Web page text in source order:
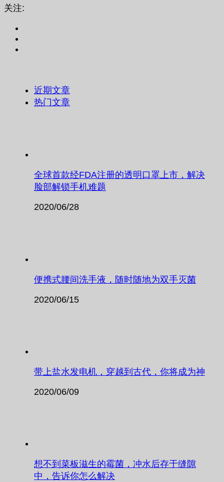
关注:
近期文章
热门文章
全球首款经FDA注册的透明口罩上市，解决
脸部解锁手机难题
2020/06/28
便携式腰间洗手液，随时随地为双手灭菌
2020/06/15
带上盐水发电机，穿越到古代，你将成为神
2020/06/09
想不到菜板滋生的霉菌，冲水后存于缝隙
中，告诉你怎么解决